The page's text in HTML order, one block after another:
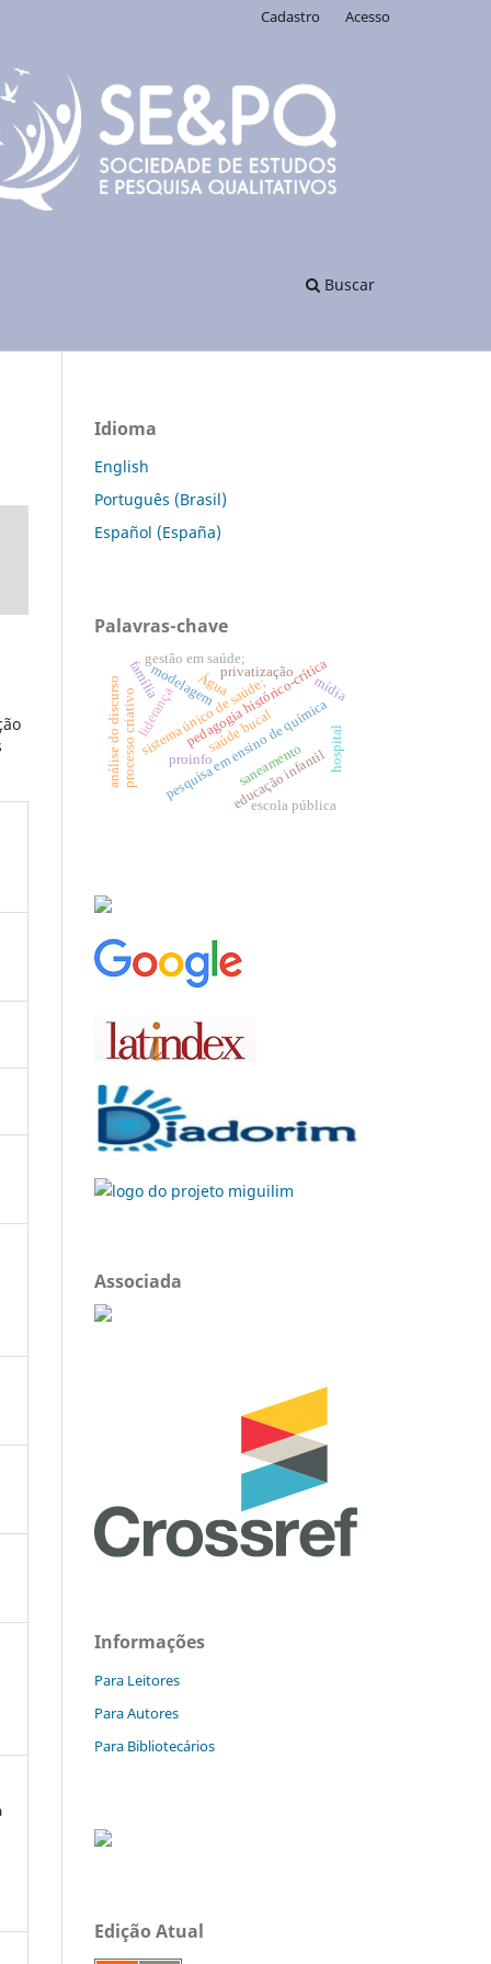
Buscar
Cadastro Acesso
Idioma
English
Português (Brasil)
Español (España)
Palavras-chave
pesquisa em ensino de química
saneamento
sistema único de saúde;
pedagogia histórico-crítica
educação infantil
processo criativo
modelagem privatização
Água
análise do discurso
gestão em saúde;
mídia
proinfo
escola pública
liderança
hospital
saúde bucal
família
Associada
Informações
Para Leitores
Para Autores
Para Bibliotecários
Edição Atual